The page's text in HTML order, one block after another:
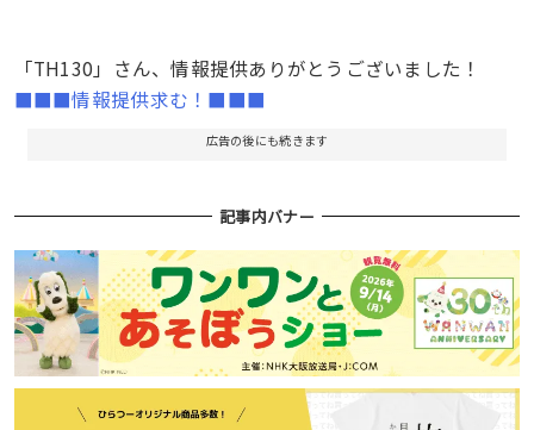
「TH130」さん、情報提供ありがとうございました！
■■■情報提供求む！■■■
広告の後にも続きます
記事内バナー